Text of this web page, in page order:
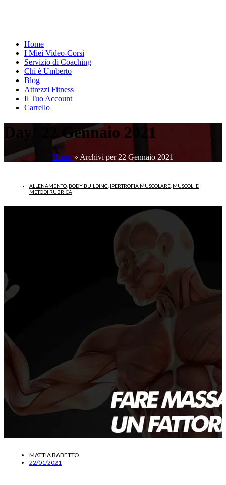
Home
I Miei Video-Corsi
Servizio di Coaching
Chi è Umberto
Blog
Attrezzi Fitness
Il Tuo Account
Carrello
Day: 22 Gennaio 2021
Home » Archivi per 22 Gennaio 2021
ALLENAMENTO BODY BUILDING IPERTROFIA MUSCOLARE MUSCOLI E
METODI RUBRICA
MATTIA BABETTO
22/01/2021